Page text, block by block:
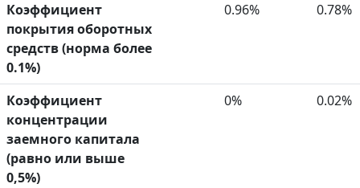
Коэффициент
покрытия оборотных
средств (норма более
0.1%)
0.96% 0.78%
Коэффициент
концентрации
заемного капитала
(равно или выше
0,5%)
0% 0.02%